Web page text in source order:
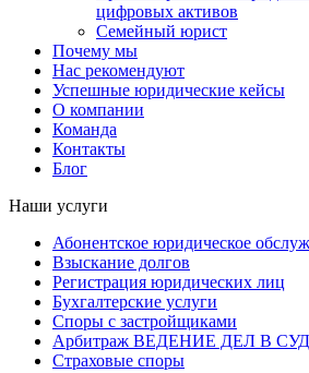
цифровых активов
Семейный юрист
Почему мы
Нас рекомендуют
Успешные юридические кейсы
О компании
Команда
Контакты
Блог
Наши услуги
Абонентское юридическое
Взыскание долгов
Регистрация юридических лиц
Бухгалтерские услуги
Споры с застройщиками
Арбитраж ВЕДЕНИЕ ДЕЛ В
Страховые споры